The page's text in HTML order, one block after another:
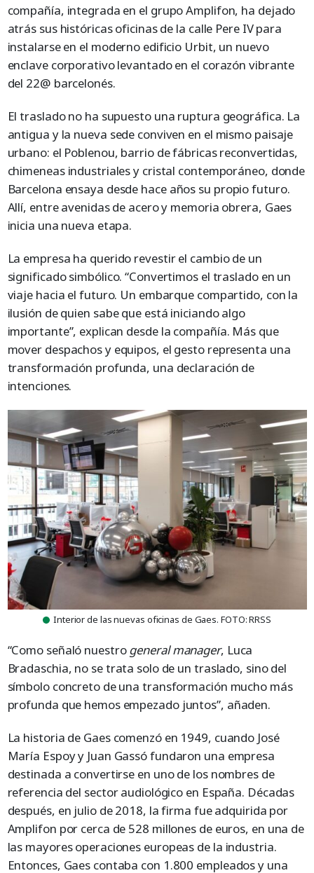
compañía, integrada en el grupo Amplifon, ha dejado
atrás sus históricas oficinas de la calle Pere IV para
instalarse en el moderno edificio Urbit, un nuevo
enclave corporativo levantado en el corazón vibrante
del 22@ barcelonés.
El traslado no ha supuesto una ruptura geográfica. La
antigua y la nueva sede conviven en el mismo paisaje
urbano: el Poblenou, barrio de fábricas reconvertidas,
chimeneas industriales y cristal contemporáneo, donde
Barcelona ensaya desde hace años su propio futuro.
Allí, entre avenidas de acero y memoria obrera, Gaes
inicia una nueva etapa.
La empresa ha querido revestir el cambio de un
significado simbólico. “Convertimos el traslado en un
viaje hacia el futuro. Un embarque compartido, con la
ilusión de quien sabe que está iniciando algo
importante”, explican desde la compañía. Más que
mover despachos y equipos, el gesto representa una
transformación profunda, una declaración de
intenciones.
Interior de las nuevas oficinas de Gaes. FOTO: RRSS
“Como señaló nuestrogeneral manager, Luca
Bradaschia, no se trata solo de un traslado, sino del
símbolo concreto de una transformación mucho más
profunda que hemos empezado juntos”, añaden.
La historia de Gaes comenzó en 1949, cuando José
María Espoy y Juan Gassó fundaron una empresa
destinada a convertirse en uno de los nombres de
referencia del sector audiológico en España. Décadas
después, en julio de 2018, la firma fue adquirida por
Amplifon por cerca de 528 millones de euros, en una de
las mayores operaciones europeas de la industria.
Entonces, Gaes contaba con 1.800 empleados y una